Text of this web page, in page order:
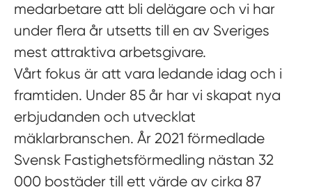
medarbetare att bli delägare och vi har
under flera år utsetts till en av Sveriges
mest attraktiva arbetsgivare.
Vårt fokus är att vara ledande idag och i
framtiden. Under 85 år har vi skapat nya
erbjudanden och utvecklat
mäklarbranschen. År 2021 förmedlade
Svensk Fastighetsförmedling nästan 32
000 bostäder till ett värde av cirka 87